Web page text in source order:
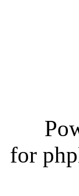
for